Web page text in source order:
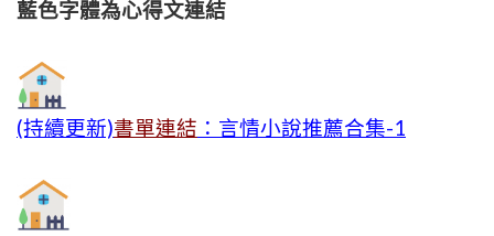
藍色字體為心得文連結
(持續更新)書單連結 ：言情小說推薦合集-1